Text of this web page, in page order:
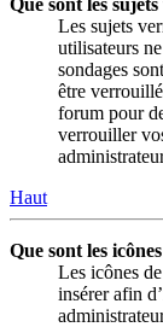
Que sont les
Les sujets
utilisateurs
sondages
être
forum pour
verrouiller
Haut
Que sont les
Les icônes
insérer afin